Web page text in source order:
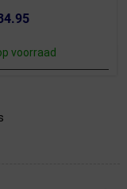
voorraad